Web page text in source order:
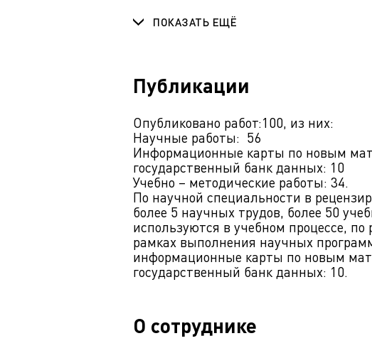
ПОКАЗАТЬ ЕЩЁ
Публикации
Опубликовано работ:100, из них:
Научные работы: 56
Информационные карты по новым
государственный банк данных: 10
Учебно – методические работы: 34.
По научной специальности в
более 5 научных трудов, более 50
используются в учебном процессе,
рамках выполнения научных
информационные карты по новым
государственный банк данных: 10.
О сотруднике